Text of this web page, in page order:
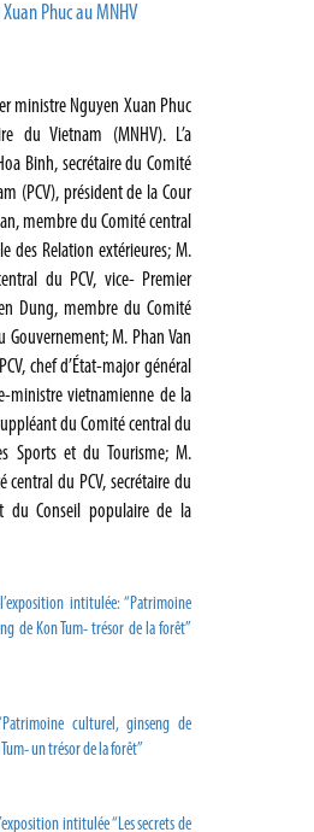
Phuc au MNHV
ministre Nguyen Xuan Phuc
du Vietnam (MNHV). L’a
Binh, secrétaire du Comité
(PCV), président de la Cour
membre du Comité central
des Relation extérieures; M.
du PCV, vice- Premier
Dung, membre du Comité
Gouvernement; M. Phan Van
chef d’État-major général
ministre vietnamienne de la
du Comité central du
Sports et du Tourisme; M.
du PCV, secrétaire du
du Conseil populaire de la
intitulée: “Patrimoine
de Kon Tum- trésor de la forêt”
culturel, ginseng de
un trésor de la forêt”
intitulée “Les secrets de